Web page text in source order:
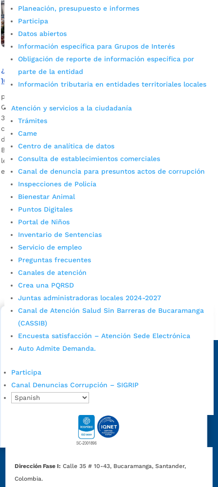
Planeación, presupuesto e informes
Participa
Datos abiertos
Información específica para Grupos de Interés
Obligación de reporte de información específica por
parte de la entidad
Información tributaria en entidades territoriales locales
Atención y servicios a la ciudadanía
Trámites
Came
Centro de analítica de datos
Consulta de establecimientos comerciales
Canal de denuncia para presuntos actos de corrupción
Inspecciones de Policía
Bienestar Animal
Puntos Digitales
Portal de Niños
Inventario de Sentencias
Servicio de empleo
Preguntas frecuentes
Canales de atención
Crea una PQRSD
Juntas administradoras locales 2024-2027
Canal de Atención Salud Sin Barreras de Bucaramanga
(CASSIB)
Encuesta satisfacción – Atención Sede Electrónica
Auto Admite Demanda.
Participa
Canal Denuncias Corrupción – SIGRIP
¿Pagó el Predial de 2019 con actualización catastral y el
10% de descuento? Recuerde que tiene saldo a favor
por
Como en ese entonces pagó antes de que se aprobara el
30% de descuento, puede solicitar la devolución del valor
correspondiente al 20% restante. Aquí le contamos los
detalles. Saharay Rojas – Secretaria de Hacienda de
Bucaramanga Descargar audio El Municipio de Bucaramanga
les recuerda a quienes en enero del año pasado cancelaron
el Predial […]
Cupos Escolares Bucaramanga 2022
Consulta aqui los pasos para inscribirse y solicitar un
cupo escolar en los colegios oficiales de
Alcaldía de Bucaramanga
Sede principal
Dirección Fase I: Calle 35 # 10-43, Bucaramanga, Santander,
Colombia.